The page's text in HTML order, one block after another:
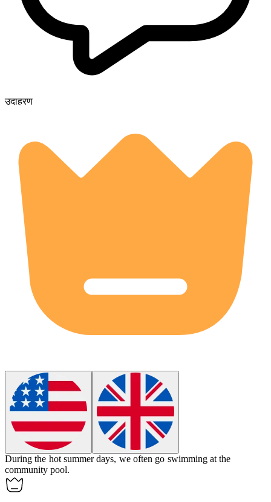
उदाहरण
During the hot summer days, we often go swimming at the
community pool.